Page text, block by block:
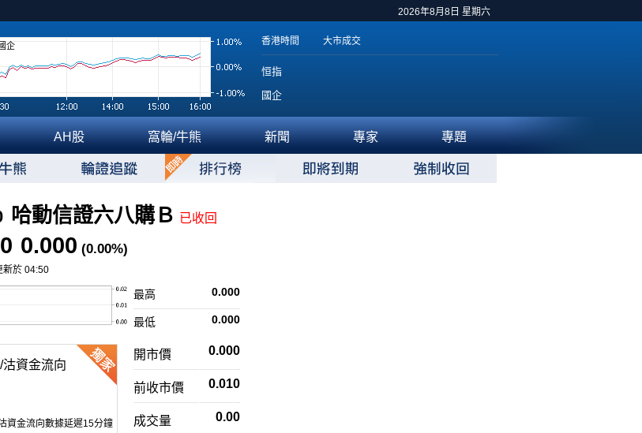
2026年8月8日 星期六
國企 香港時間 大市成交
恒指
國企
AH股 窩輪/牛熊 新聞 專家 專題
哈動信證六八購Ｂ 已收回
0.000 (0.00%)
新於 04:50
0.000
最高
0.000
最低
資金流向
資金流向數據延遲15分鐘
開市價 0.000
前收市價 0.010
成交量 0.00